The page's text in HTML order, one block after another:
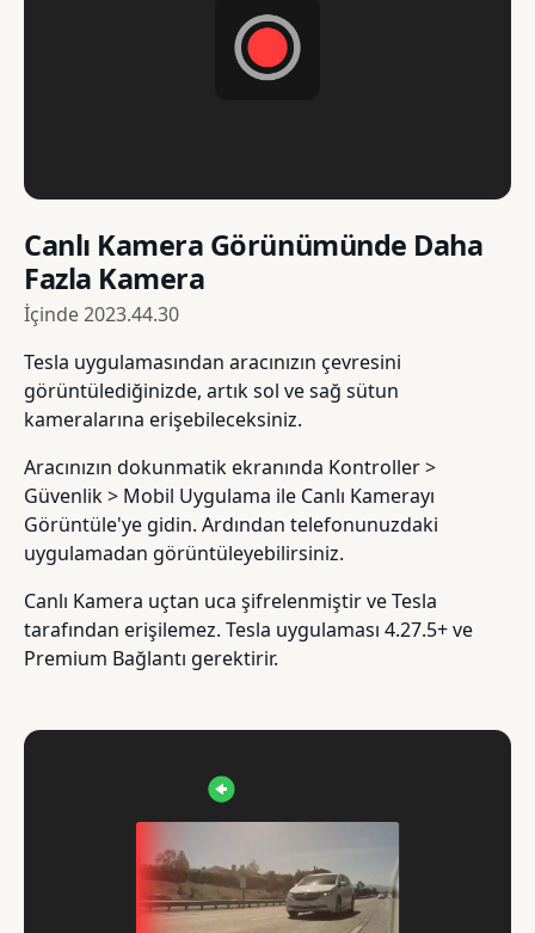
Canlı Kamera Görünümünde Daha
Fazla Kamera
İçinde2023.44.30
Tesla uygulamasından aracınızın çevresini
görüntülediğinizde, artık sol ve sağ sütun
kameralarına erişebileceksiniz.
Aracınızın dokunmatik ekranında Kontroller >
Güvenlik > Mobil Uygulama ile Canlı Kamerayı
Görüntüle'ye gidin. Ardından telefonunuzdaki
uygulamadan görüntüleyebilirsiniz.
Canlı Kamera uçtan uca şifrelenmiştir ve Tesla
tarafından erişilemez. Tesla uygulaması 4.27.5+ ve
Premium Bağlantı gerektirir.